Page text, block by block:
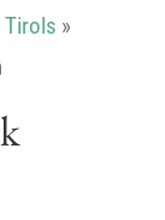
Tirols »